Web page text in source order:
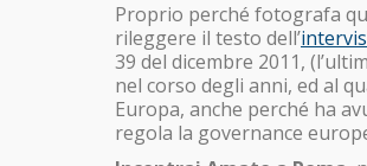
Proprio perché fotografa
rileggere il testo dell’
39 del dicembre 2011,
nel corso degli anni, ed al
Europa, anche perché ha
regola la governance